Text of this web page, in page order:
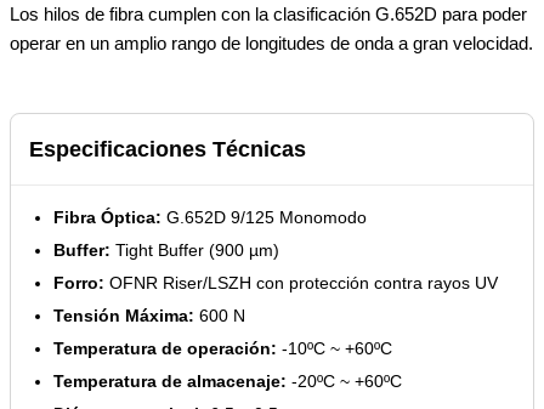
Los hilos de fibra cumplen con la clasificación G.652D para poder
operar en un amplio rango de longitudes de onda a gran velocidad.
Especificaciones Técnicas
Fibra Óptica: G.652D 9/125 Monomodo
Buffer: Tight Buffer (900 µm)
Forro: OFNR Riser/LSZH con protección contra rayos UV
Tensión Máxima: 600 N
Temperatura de operación: -10ºC ~ +60ºC
Temperatura de almacenaje: -20ºC ~ +60ºC